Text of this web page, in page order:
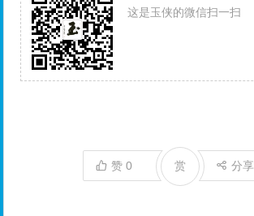
这是玉侠的微信扫一扫
赞0 分享
赏